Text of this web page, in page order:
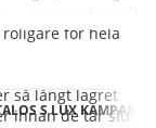
för hela
så långt lagret
innan de tar slut!
S LUX KAMPANJ